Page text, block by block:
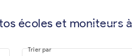
écoles et moniteurs
Trier par